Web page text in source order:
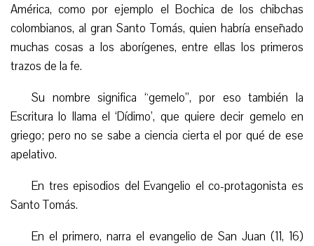
América, como por ejemplo el Bochica de los chibchas
colombianos, al gran Santo Tomás, quien habría enseñado
muchas cosas a los aborígenes, entre ellas los primeros
trazos de la fe.
Su nombre significa “gemelo”, por eso también la
Escritura lo llama el ‘Dídimo’, que quiere decir gemelo en
griego; pero no se sabe a ciencia cierta el por qué de ese
apelativo.
En tres episodios del Evangelio el co-protagonista es
Santo Tomás.
En el primero, narra el evangelio de San Juan (11, 16)